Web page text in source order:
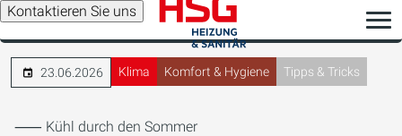
Kontaktieren Sie uns
23.06.2026 Klima Komfort & Hygiene Tipps & Tricks
⸺ Kühl durch den Sommer